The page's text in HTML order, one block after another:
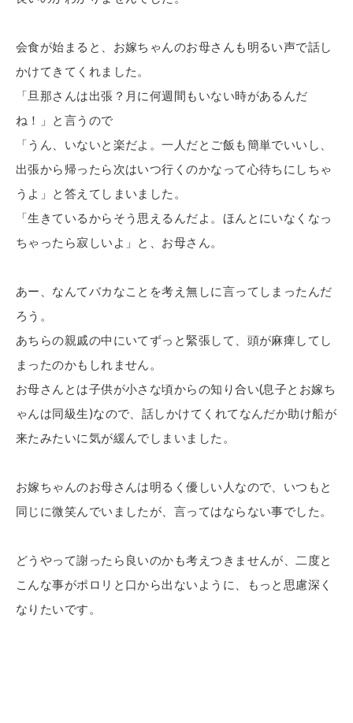
会食が始まると、お嫁ちゃんのお母さんも明るい声で話し
かけてきてくれました。
「旦那さんは出張？月に何週間もいない時があるんだ
ね！」と言うので
「うん、いないと楽だよ。一人だとご飯も簡単でいいし、
出張から帰ったら次はいつ行くのかなって心待ちにしちゃ
うよ」と答えてしまいました。
「生きているからそう思えるんだよ。ほんとにいなくなっ
ちゃったら寂しいよ」と、お母さん。
あー、なんてバカなことを考え無しに言ってしまったんだ
ろう。
あちらの親戚の中にいてずっと緊張して、頭が麻痺してし
まったのかもしれません。
お母さんとは子供が小さな頃からの知り合い(息子とお嫁ち
ゃんは同級生)なので、話しかけてくれてなんだか助け船が
来たみたいに気が緩んでしまいました。
お嫁ちゃんのお母さんは明るく優しい人なので、いつもと
同じに微笑んでいましたが、言ってはならない事でした。
どうやって謝ったら良いのかも考えつきませんが、二度と
こんな事がポロリと口から出ないように、もっと思慮深く
なりたいです。